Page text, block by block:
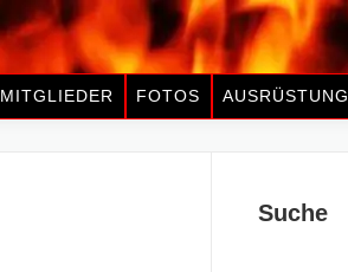
MITGLIEDER FOTOS AUSRÜSTUNG
Suche